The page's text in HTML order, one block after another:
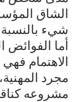
الشاق
شيء بالنسبة
أما الفوائض
الاهتمام
مجرد
مشروعه